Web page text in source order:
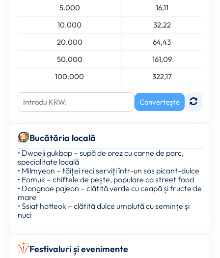
5.000
16,11
10.000
32,22
20.000
64,43
50.000
161,09
100.000
322,17
Convertește
Bucătăria locală
• Dwaeji gukbap – supă de orez cu carne de porc,
specialitate locală
• Milmyeon – tăiței reci serviți într-un sos picant-dulce
• Eomuk – chiftele de pește, populare ca street food
• Dongnae pajeon – clătită verde cu ceapă și fructe de
mare
• Ssiat hotteok – clătită dulce umplută cu semințe și
nuci
Festivaluri și evenimente